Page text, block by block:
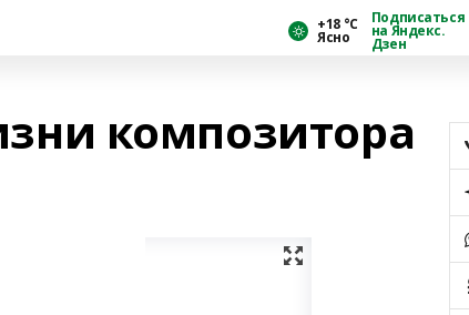
+18 °С
Ясно
Подписаться
на Яндекс.
Дзен
композитора